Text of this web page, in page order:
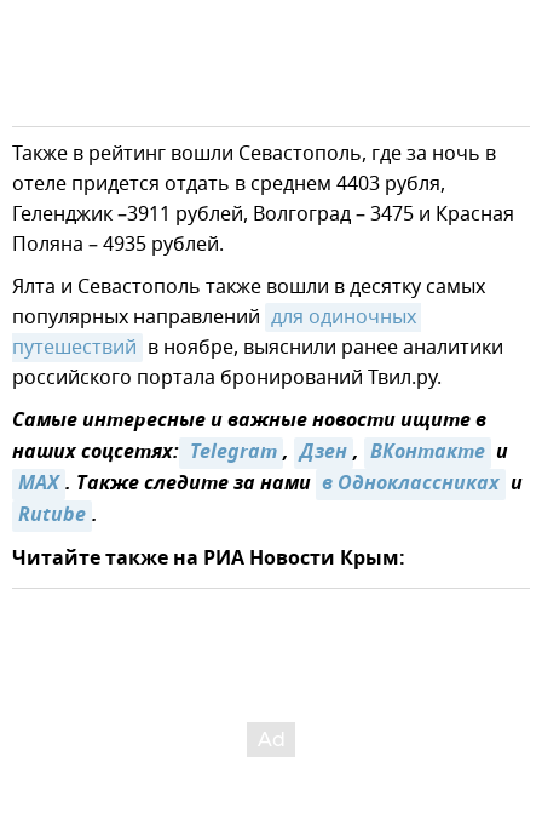
Также в рейтинг вошли Севастополь, где за ночь в
отеле придется отдать в среднем 4403 рубля,
Геленджик –3911 рублей, Волгоград – 3475 и Красная
Поляна – 4935 рублей.
Ялта и Севастополь также вошли в десятку самых
популярных направлений для одиночных
путешествий в ноябре, выяснили ранее аналитики
российского портала бронирований Твил.ру.
Самые интересные и важные новости ищите в
наших соцсетях: Telegram, Дзен, ВКонтакте и
MAX. Также следите за нами в Одноклассниках и
Rutube.
Читайте также на РИА Новости Крым: